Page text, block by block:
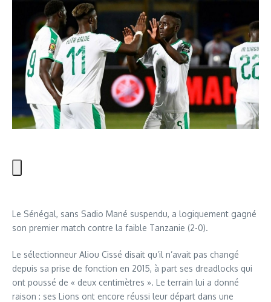
Le Sénégal, sans Sadio Mané suspendu, a logiquement gagné
son premier match contre la faible Tanzanie (2-0).
Le sélectionneur Aliou Cissé disait qu’il n’avait pas changé
depuis sa prise de fonction en 2015, à part ses dreadlocks qui
ont poussé de « deux centimètres ». Le terrain lui a donné
raison : ses Lions ont encore réussi leur départ dans une